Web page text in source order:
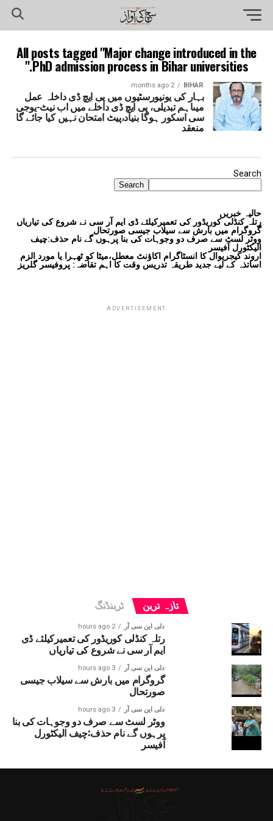
All posts tagged "Major change introduced in the
PhD admission process in Bihar universities."
BIHAR
2 months ago
بہار کی یونیورسٹیوں میں پی ایچ ڈی داخلہ عمل
میںاہم تبدیلی، پی ایچ ڈی داخلے میں اب نیٹ-یوجی
سی اسکور ہوگا بنیاد،پیٹ امتحان نہیں کیا جائے گا
منعقد
Search
Search
حالیہ خبریں
رتلہ کنڈلی کوریڈور کی تعمیرکیلئے ڈی ایم آر سی نے شروع کی تیاریاں
گروگرام میں بارش سے سیلاب جیسی صورتحال
ووٹر لسٹ سے صرف دو وجوہات کی بنا پرہوں گے نام حذف:چیف
الیکٹورل آفیسر
اروند کیجریوال کا انسٹاگرام اکاؤنٹ معطل،میٹا کو ٹھہرا یا مورد الزم
اساتذہ کے لیے جدید طریقہ تدریس وقت کا اہم تقاضہ: پروفیسر گلریز
ADVERTISEMENT
تازہ ترین ٹرینڈنگ
دلی این سی آر 2 hours ago
رتلہ کنڈلی کوریڈور کی تعمیرکیلئے ڈی
ایم آر سی نے شروع کی تیاریاں
دلی این سی آر 3 hours ago
گروگرام میں بارش سے سیلاب جیسی
صورتحال
دلی این سی آر 3 hours ago
ووٹر لسٹ سے صرف دو وجوہات کی بنا
پرہوں گے نام حذف:چیف الیکٹورل
آفیسر